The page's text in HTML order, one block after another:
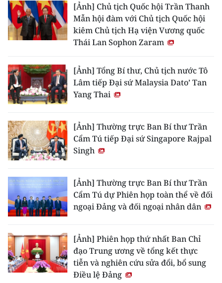
[Ảnh] Chủ tịch Quốc hội Trần Thanh
Mẫn hội đàm với Chủ tịch Quốc hội
kiêm Chủ tịch Hạ viện Vương quốc
Thái Lan Sophon Zaram
[Ảnh] Tổng Bí thư, Chủ tịch nước Tô
Lâm tiếp Đại sứ Malaysia Dato’ Tan
Yang Thai
[Ảnh] Thường trực Ban Bí thư Trần
Cẩm Tú tiếp Đại sứ Singapore Rajpal
Singh
[Ảnh] Thường trực Ban Bí thư Trần
Cẩm Tú dự Phiên họp toàn thể về đối
ngoại Đảng và đối ngoại nhân dân
[Ảnh] Phiên họp thứ nhất Ban Chỉ
đạo Trung ương về tổng kết thực
tiễn và nghiên cứu sửa đổi, bổ sung
Điều lệ Đảng